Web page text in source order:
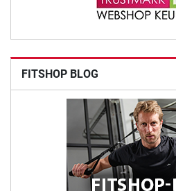
FITSHOP BLOG